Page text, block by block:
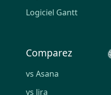
Logiciel Gantt
Comparez
vs Asana
vs Jira